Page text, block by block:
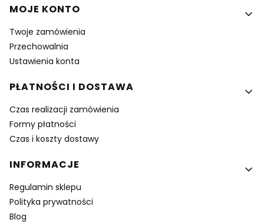
MOJE KONTO
Twoje zamówienia
Przechowalnia
Ustawienia konta
PŁATNOŚCI I DOSTAWA
Czas realizacji zamówienia
Formy płatności
Czas i koszty dostawy
INFORMACJE
Regulamin sklepu
Polityka prywatności
Blog